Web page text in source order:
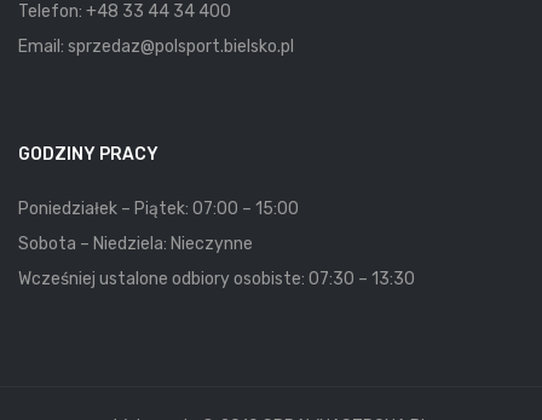
Telefon: +48 33 44 34 400
Email: sprzedaz@polsport.bielsko.pl
GODZINY PRACY
Poniedziałek – Piątek: 07:00 – 15:00
Sobota – Niedziela: Nieczynne
Wcześniej ustalone odbiory osobiste: 07:30 – 13:30